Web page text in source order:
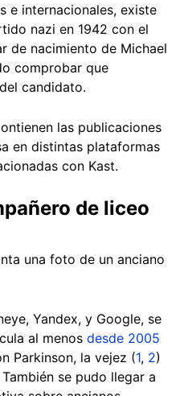
e internacionales, existe
nazi en 1942 con el
de nacimiento de Michael
comprobar que
candidato.
las publicaciones
en distintas plataformas
con Kast.
de liceo
una foto de un anciano
Yandex, y Google, se
al menos desde 2005
Parkinson, la vejez (1, 2)
También se pudo llegar a